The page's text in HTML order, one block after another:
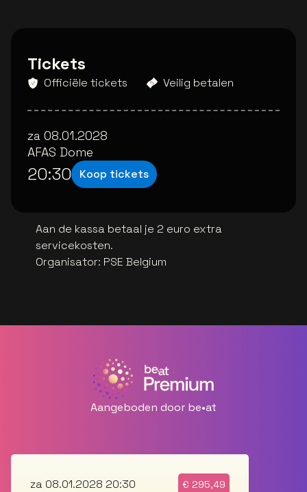
Tickets
Officiële tickets Veilig betalen
za 08.01.2028
AFAS Dome
20:30 Koop tickets
Aan de kassa betaal je 2 euro extra
servicekosten.
Organisator: PSE Belgium
Aangeboden door be•at
za 08.01.2028 20:30 € 295,49